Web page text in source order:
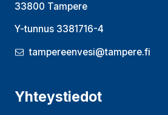
33800 Tampere
Y-tunnus 3381716-4
tampereenvesi@tampere.fi
Yhteystiedot